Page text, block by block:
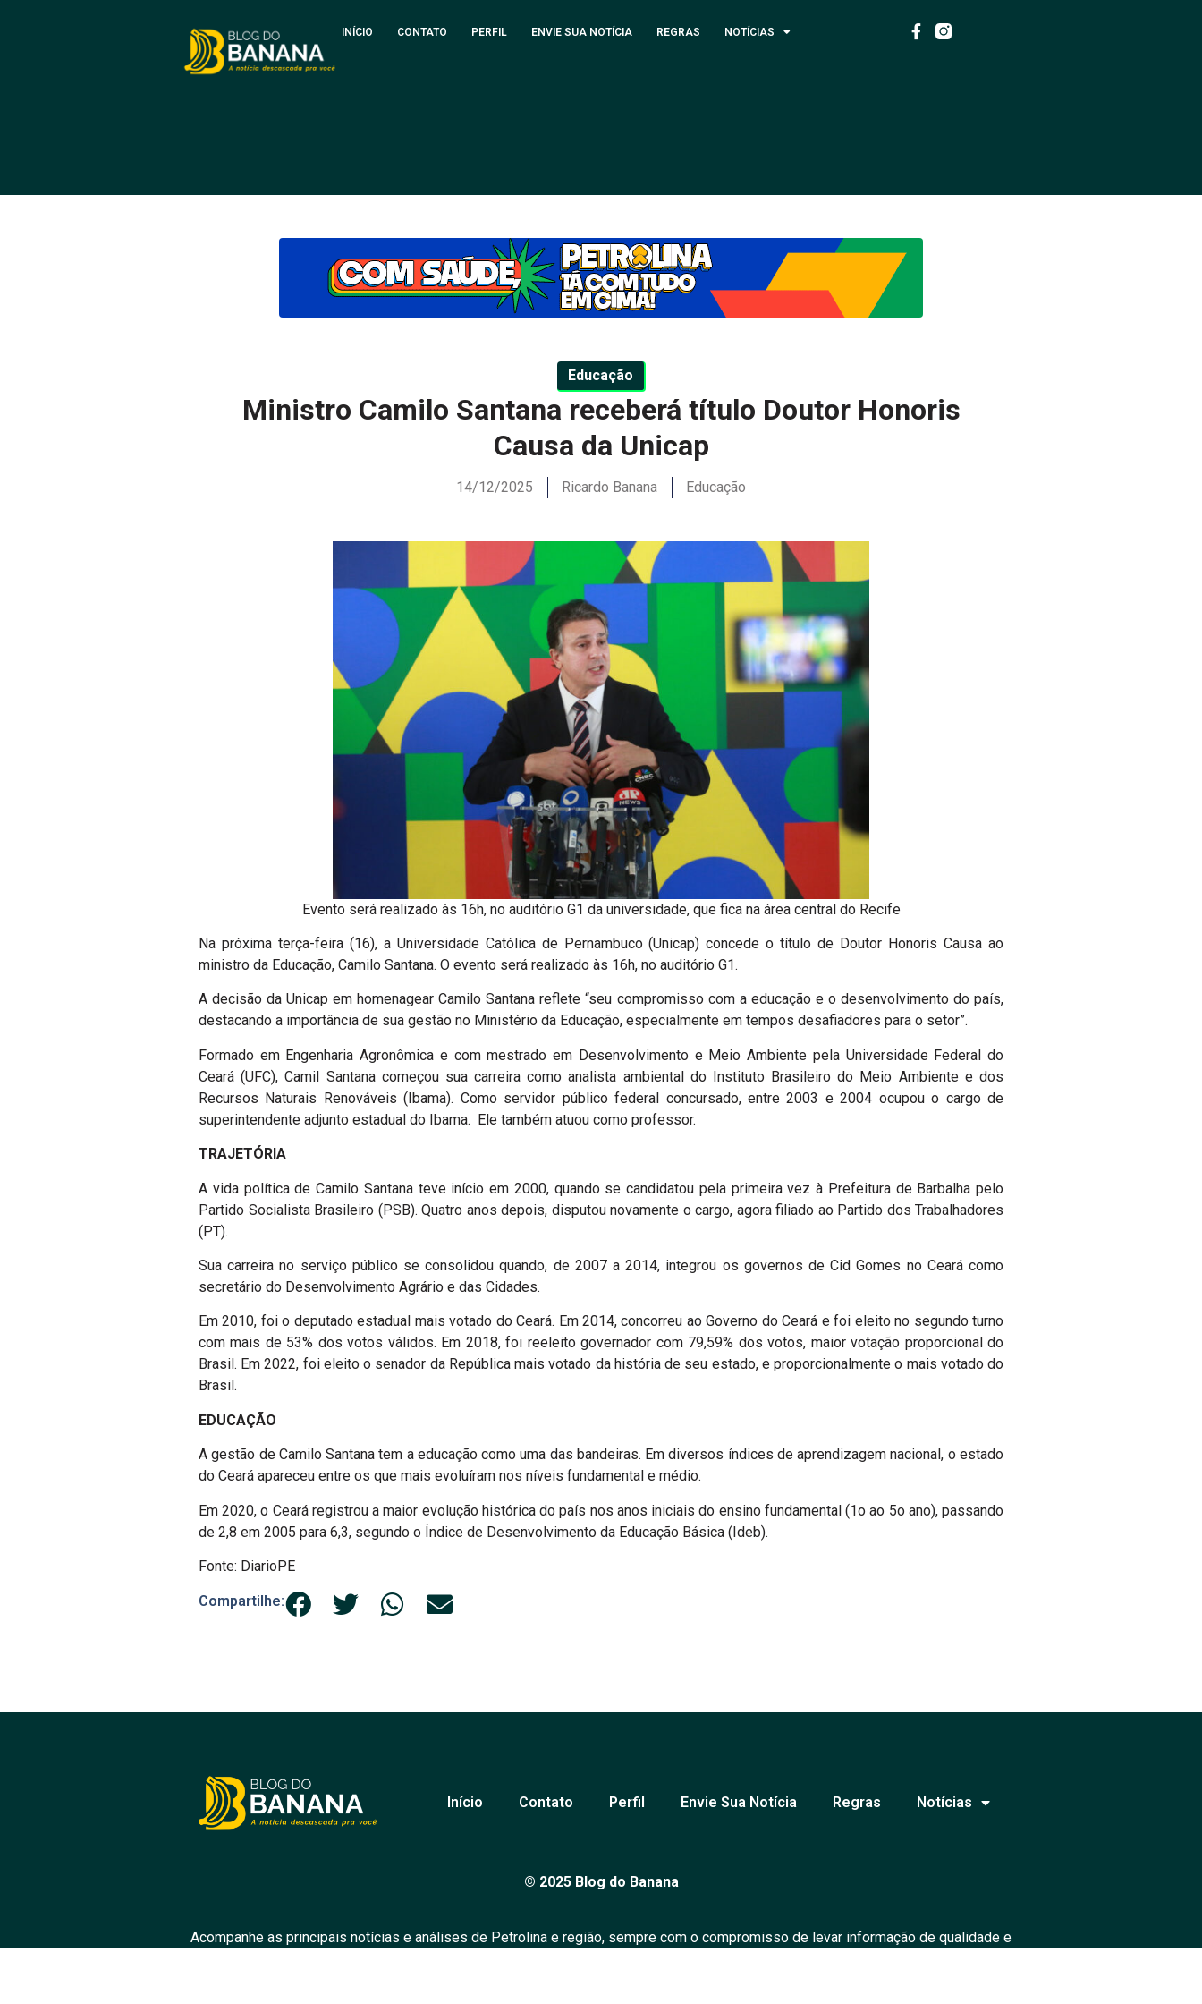
INÍCIO CONTATO PERFIL ENVIE SUA NOTÍCIA REGRAS NOTÍCIAS
Educação
Ministro Camilo Santana receberá título Doutor Honoris
Causa da Unicap
14/12/2025 Ricardo Banana Educação
Evento será realizado às 16h, no auditório G1 da universidade, que fica na área central do Recife
Na próxima terça-feira (16), a Universidade Católica de Pernambuco (Unicap) concede o título de Doutor Honoris Causa ao
ministro da Educação, Camilo Santana. O evento será realizado às 16h, no auditório G1.
A decisão da Unicap em homenagear Camilo Santana reflete “seu compromisso com a educação e o desenvolvimento do país,
destacando a importância de sua gestão no Ministério da Educação, especialmente em tempos desafiadores para o setor”.
Formado em Engenharia Agronômica e com mestrado em Desenvolvimento e Meio Ambiente pela Universidade Federal do
Ceará (UFC), Camil Santana começou sua carreira como analista ambiental do Instituto Brasileiro do Meio Ambiente e dos
Recursos Naturais Renováveis (Ibama). Como servidor público federal concursado, entre 2003 e 2004 ocupou o cargo de
superintendente adjunto estadual do Ibama. Ele também atuou como professor.
TRAJETÓRIA
A vida política de Camilo Santana teve início em 2000, quando se candidatou pela primeira vez à Prefeitura de Barbalha pelo
Partido Socialista Brasileiro (PSB). Quatro anos depois, disputou novamente o cargo, agora filiado ao Partido dos Trabalhadores
(PT).
Sua carreira no serviço público se consolidou quando, de 2007 a 2014, integrou os governos de Cid Gomes no Ceará como
secretário do Desenvolvimento Agrário e das Cidades.
Em 2010, foi o deputado estadual mais votado do Ceará. Em 2014, concorreu ao Governo do Ceará e foi eleito no segundo turno
com mais de 53% dos votos válidos. Em 2018, foi reeleito governador com 79,59% dos votos, maior votação proporcional do
Brasil. Em 2022, foi eleito o senador da República mais votado da história de seu estado, e proporcionalmente o mais votado do
Brasil.
EDUCAÇÃO
A gestão de Camilo Santana tem a educação como uma das bandeiras. Em diversos índices de aprendizagem nacional, o estado
do Ceará apareceu entre os que mais evoluíram nos níveis fundamental e médio.
Em 2020, o Ceará registrou a maior evolução histórica do país nos anos iniciais do ensino fundamental (1o ao 5o ano), passando
de 2,8 em 2005 para 6,3, segundo o Índice de Desenvolvimento da Educação Básica (Ideb).
Fonte: DiarioPE
Compartilhe:
Início Contato Perfil Envie Sua Notícia Regras Notícias
© 2025 Blog do Banana
Acompanhe as principais notícias e análises de Petrolina e região, sempre com o compromisso de levar informação de qualidade e